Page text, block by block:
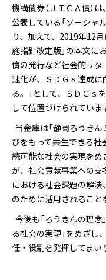
機構債券（ＪＩＣＡ債）
公表している「ソーシャ
り、加えて、2019年12
施指針改定版」の本文に
債の発行など社会的リ
速化が、ＳＤＧｓ達成
る。」として、ＳＤＧｓ
して位置づけられていま
当金庫は「静岡ろうき
びをもって共生できる
続可能な社会の実現を
が、社会貢献事業への
における社会課題の解
のために活用されること
今後も「ろうきんの理念
る社会の実現」をめざし
任・役割を発揮してまい